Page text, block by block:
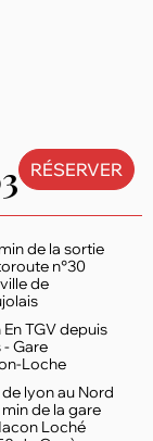
RÉSERVER
de la sortie
n°30
de
En TGV depuis
- Gare
Loche
de lyon au Nord
de la gare
Loché